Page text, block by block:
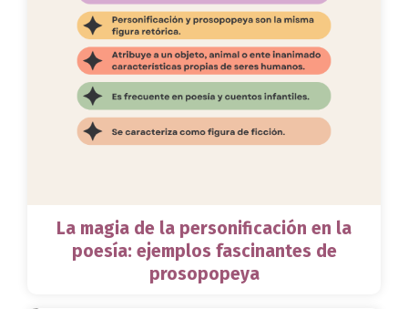
La magia de la personificación en la
poesía: ejemplos fascinantes de
prosopopeya